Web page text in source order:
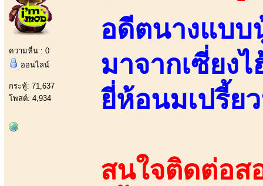
ความหื่น : 0
ออนไลน์
กระทู้: 71,637
โพสต์: 4,934
อดีตนางแบบ
มาจากเซี่ยง
ยี่ห้อนมเปรี้ย
สนใจติดต่อส